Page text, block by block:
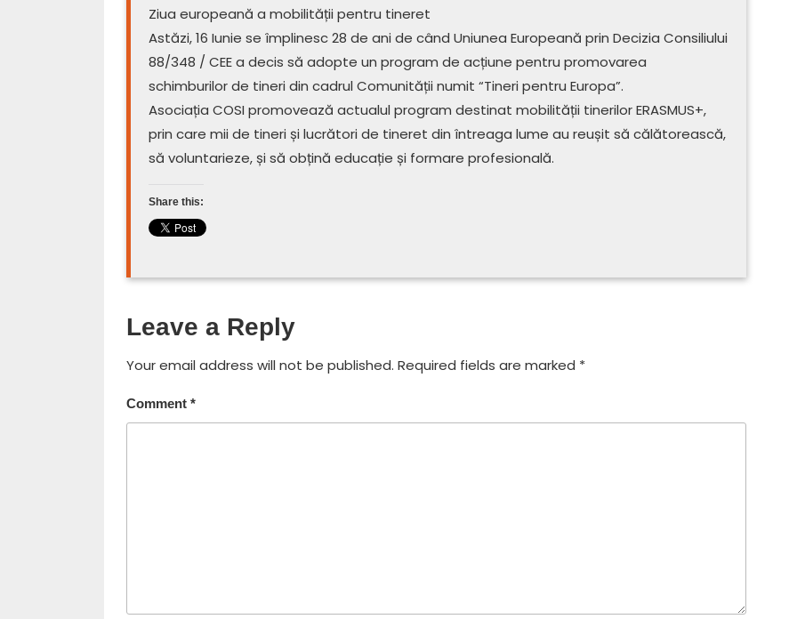
Ziua europeană a mobilității pentru tineret
Astăzi, 16 Iunie se împlinesc 28 de ani de când Uniunea Europeană prin Decizia Consiliului
88/348 / CEE a decis să adopte un program de acțiune pentru promovarea
schimburilor de tineri din cadrul Comunității numit “Tineri pentru Europa”.
Asociația COSI promovează actualul program destinat mobilității tinerilor ERASMUS+,
prin care mii de tineri și lucrători de tineret din întreaga lume au reușit să călătorească,
să voluntarieze, și să obțină educație și formare profesională.
Share this:
Leave a Reply
Your email address will not be published. Required fields are marked *
Comment *